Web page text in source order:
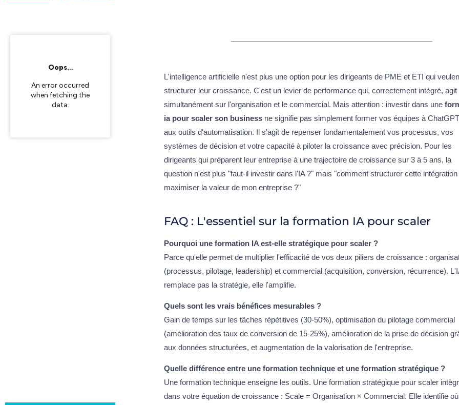
L'intelligence artificielle n'est plus une option pour les dirigeants de PME et ETI qui
structurer leur croissance. C'est un levier de performance qui, correctement intégré, agit
simultanément sur l'organisation et le commercial. Mais attention : investir dans une
ia pour scaler son businessne signifie pas simplement former vos équipes à
aux outils d'automatisation. Il s'agit de repenser fondamentalement vos processus, vos
systèmes de décision et votre capacité à piloter la croissance avec précision. Pour les
dirigeants qui préparent leur entreprise à une trajectoire de croissance sur 3 à 5 ans, la
question n'est plus "faut-il investir dans l'IA ?" mais "comment structurer cette intégration
maximiser la valeur de mon entreprise ?"
FAQ : L'essentiel sur la formation IA pour scaler
Pourquoi une formation IA est-elle stratégique pour scaler ?
Parce qu'elle permet de multiplier l'efficacité de vos deux piliers de croissance :
(processus, pilotage, leadership) et commercial (acquisition, conversion, récurrence).
remplace pas la stratégie, elle l'amplifie.
Quels sont les vrais bénéfices mesurables ?
Gain de temps sur les tâches répétitives (30-50%), optimisation du pilotage commercial
(amélioration des taux de conversion de 15-25%), amélioration de la prise de décision
aux données structurées, et augmentation de la valorisation de l'entreprise.
Quelle différence entre une formation technique et une formation stratégique ?
Une formation technique enseigne les outils. Une formation stratégique pour scaler
dans votre équation de croissance : Scale = Organisation × Commercial. Elle identifie